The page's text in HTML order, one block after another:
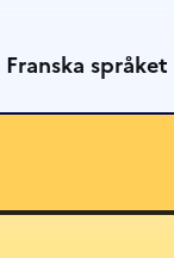
Franska språket